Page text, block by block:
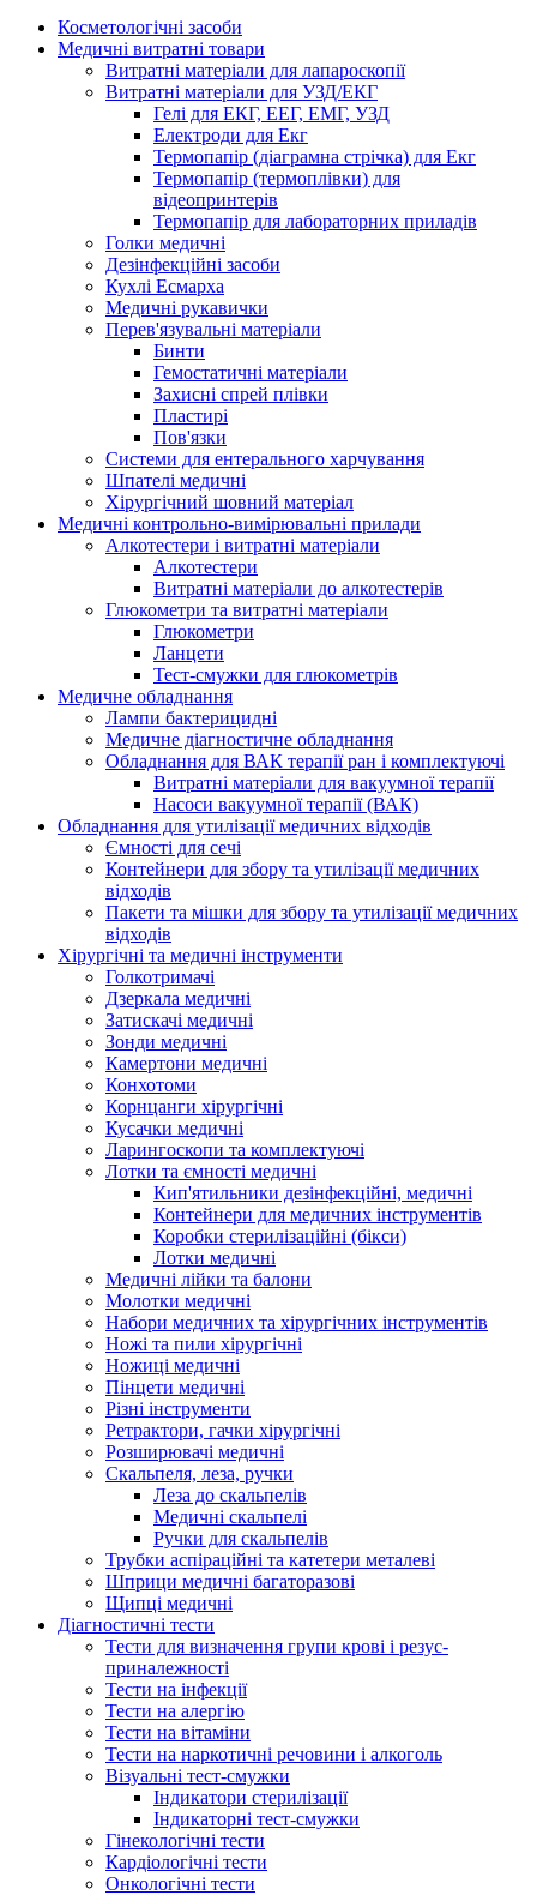
Косметологічні засоби
Медичні витратні товари
Витратні матеріали для лапароскопії
Витратні матеріали для УЗД/ЕКГ
Гелі для ЕКГ, ЕЕГ, ЕМГ, УЗД
Електроди для Екг
Термопапір (діаграмна стрічка) для Екг
Термопапір (термоплівки) для
відеопринтерів
Термопапір для лабораторних приладів
Голки медичні
Дезінфекційні засоби
Кухлі Есмарха
Медичні рукавички
Перев'язувальні матеріали
Бинти
Гемостатичні матеріали
Захисні спрей плівки
Пластирі
Пов'язки
Системи для ентерального харчування
Шпателі медичні
Хірургічний шовний матеріал
Медичні контрольно-вимірювальні прилади
Алкотестери і витратні матеріали
Алкотестери
Витратні матеріали до алкотестерів
Глюкометри та витратні матеріали
Глюкометри
Ланцети
Тест-смужки для глюкометрів
Медичне обладнання
Лампи бактерицидні
Медичне діагностичне обладнання
Обладнання для ВАК терапії ран і комплектуючі
Витратні матеріали для вакуумної терапії
Насоси вакуумної терапії (ВАК)
Обладнання для утилізації медичних відходів
Ємності для сечі
Контейнери для збору та утилізації медичних
відходів
Пакети та мішки для збору та утилізації медичних
відходів
Хірургічні та медичні інструменти
Голкотримачі
Дзеркала медичні
Затискачі медичні
Зонди медичні
Камертони медичні
Конхотоми
Корнцанги хірургічні
Кусачки медичні
Ларингоскопи та комплектуючі
Лотки та ємності медичні
Кип'ятильники дезінфекційні, медичні
Контейнери для медичних інструментів
Коробки стерилізаційні (бікси)
Лотки медичні
Медичні лійки та балони
Молотки медичні
Набори медичних та хірургічних інструментів
Ножі та пили хірургічні
Ножиці медичні
Пінцети медичні
Різні інструменти
Ретрактори, гачки хірургічні
Розширювачі медичні
Скальпеля, леза, ручки
Леза до скальпелів
Медичні скальпелі
Ручки для скальпелів
Трубки аспіраційні та катетери металеві
Шприци медичні багаторазові
Щипці медичні
Діагностичні тести
Тести для визначення групи крові і резус-
приналежності
Тести на інфекції
Тести на алергію
Тести на вітаміни
Тести на наркотичні речовини і алкоголь
Візуальні тест-смужки
Індикатори стерилізації
Індикаторні тест-смужки
Гінекологічні тести
Кардіологічні тести
Онкологічні тести